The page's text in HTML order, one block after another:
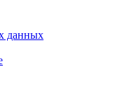
данных